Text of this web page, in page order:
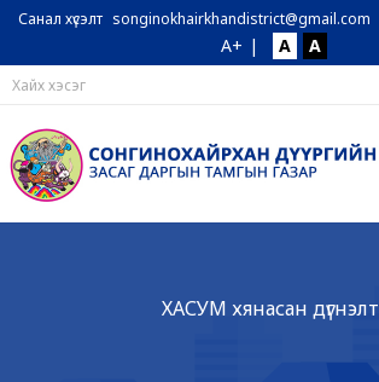
Санал хүсэлт songinokhairkhandistrict@gmail.com
A+ | A A
ХАСУМ хянасан дүгнэлт